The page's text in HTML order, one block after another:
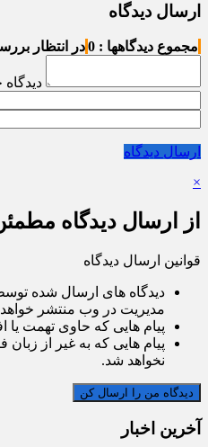
ارسال دیدگاه
مجموع دیدگاهها : 0 در انتظار
دیدگاه
ارسال دیدگاه
×
از ارسال دیدگاه
قوانین ارسال دیدگاه
دیدگاه های ارسال شده
مدیریت در وب منتشر
پیام هایی که حاوی تهمت یا
پیام هایی که به غیر از
نخواهد شد.
آخرین اخبار